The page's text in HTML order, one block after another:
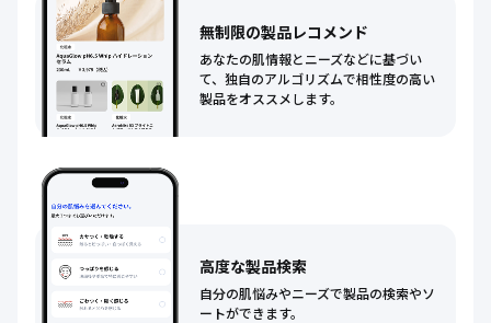
無制限の製品レコメンド
あなたの肌情報とニーズなどに基づい
て、独自のアルゴリズムで相性度の高い
製品をオススメします。
高度な製品検索
自分の肌悩みやニーズで製品の検索やソ
ートができます。